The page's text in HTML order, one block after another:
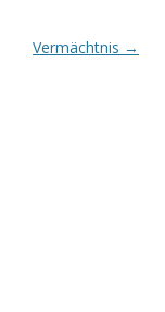
Vermächtnis →